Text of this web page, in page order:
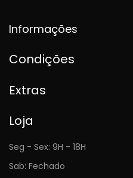
Informações
Condições
Extras
Loja
Seg - Sex: 9H - 18H
Sab: Fechado